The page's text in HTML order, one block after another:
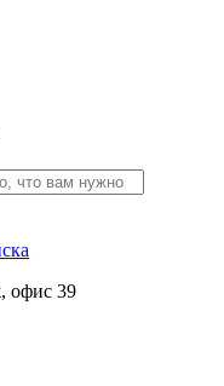
офис 39